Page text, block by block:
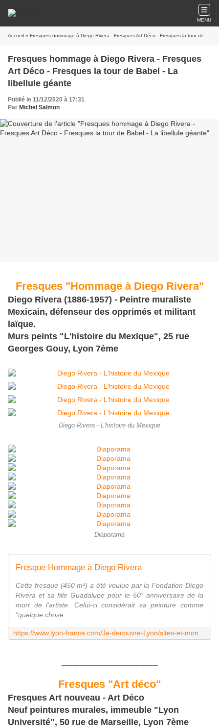
MENU
Accueil » Fresques hommage à Diego Rivera - Fresques Art Déco - Fresques la tour de Babel - La libellule géante
Fresques hommage à Diego Rivera - Fresques
Art Déco - Fresques la tour de Babel - La
libellule géante
Publié le 11/12/2020 à 17:31
Par Michel Salmon
Fresques "Hommage à Diego Rivera"
Diego Rivera (1886-1957) - Peintre muraliste
Mexicain, défenseur des opprimés et militant
laïque.
Murs peints "L'histoire du Mexique", 25 rue
Georges Gouy, Lyon 7ème
Diego Rivera - L'histoire du Mexique
Diaporama
Fresque Hommage à Diego Rivera
Cette fresque (450 m²) a été voulue par la Fondation Diego
Rivera et sa fille Guadalupe pour le 50° anniversaire de la
mort de l'artiste. Celui-ci considérait sa peinture comme
"quelque chose ...
Fresques "Art déco"
Fresques Art nouveau - Art Déco
Neuf peintures murales, immeuble "Lyon
Université", 50 rue de Marseille, Lyon 7ème